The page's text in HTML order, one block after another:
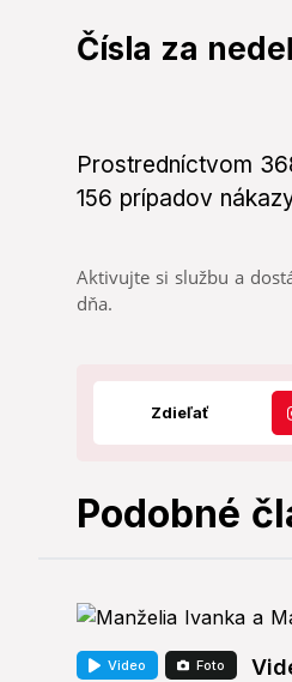
Čísla za
Prostredníctvom
156 prípadov
Aktivujte si službu a
dňa.
Zdieľať
Podobné
Video Foto